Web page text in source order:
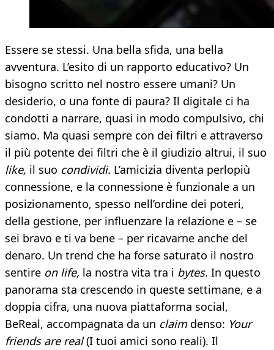
Essere se stessi. Una bella sfida, una bella
avventura. L’esito di un rapporto educativo? Un
bisogno scritto nel nostro essere umani? Un
desiderio, o una fonte di paura? Il digitale ci ha
condotti a narrare, quasi in modo compulsivo, chi
siamo. Ma quasi sempre con dei filtri e attraverso
il più potente dei filtri che è il giudizio altrui, il suo
like, il suo condividi. L’amicizia diventa perlopiù
connessione, e la connessione è funzionale a un
posizionamento, spesso nell’ordine dei poteri,
della gestione, per influenzare la relazione e – se
sei bravo e ti va bene – per ricavarne anche del
denaro. Un trend che ha forse saturato il nostro
sentire on life, la nostra vita tra i bytes. In questo
panorama sta crescendo in queste settimane, e a
doppia cifra, una nuova piattaforma social,
BeReal, accompagnata da un claimdenso: Your
friends are real(I tuoi amici sono reali). Il